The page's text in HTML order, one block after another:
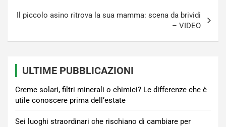
Il piccolo asino ritrova la sua mamma: scena da brividi
– VIDEO
ULTIME PUBBLICAZIONI
Creme solari, filtri minerali o chimici? Le differenze che è
utile conoscere prima dell’estate
Sei luoghi straordinari che rischiano di cambiare per